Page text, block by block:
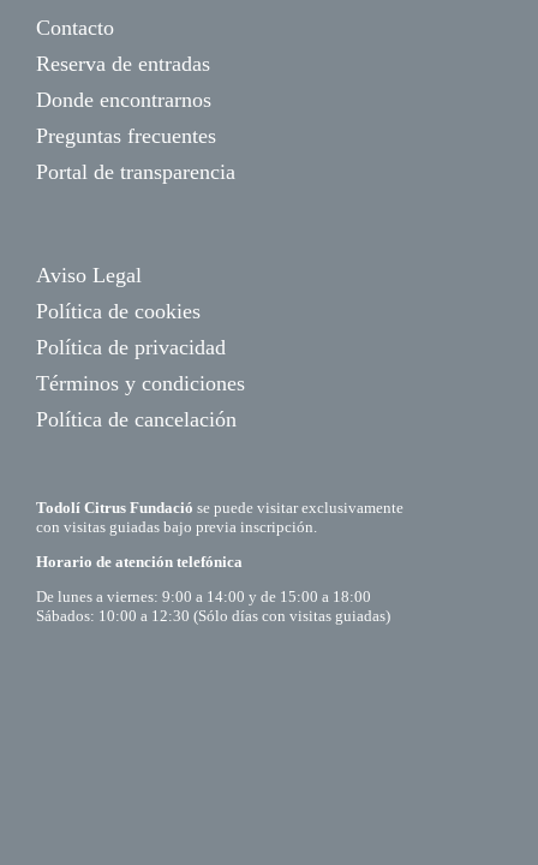
Contacto
Reserva de entradas
Donde encontrarnos
Preguntas frecuentes
Portal de transparencia
Aviso Legal
Política de cookies
Política de privacidad
Términos y condiciones
Política de cancelación
Todolí Citrus Fundació se puede visitar exclusivamente
con visitas guiadas bajo previa inscripción.
Horario de atención telefónica
De lunes a viernes: 9:00 a 14:00 y de 15:00 a 18:00
Sábados: 10:00 a 12:30 (Sólo días con visitas guiadas)